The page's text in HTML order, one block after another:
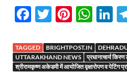
F
e
b
T
itt
er
Pi
er
es
W
at
s
Li
k
e
TAGGED BRIGHTPOST.IN
UTTARAKHAND NEWS
प्रधानाचार्य किरण
श्रीरामकृष्ण अकेडमी में आयोजित वृक्षारोपण व पेटिंग